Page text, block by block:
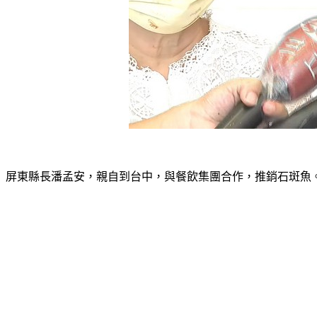
屏東縣長潘孟安，親自到台中，與餐飲集團合作，推銷石斑魚